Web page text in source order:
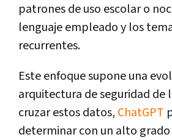
patrones de uso escolar o
lenguaje empleado y los
recurrentes.
Este enfoque supone una
arquitectura de seguridad de
cruzar estos datos, ChatGPT
determinar con un alto grado